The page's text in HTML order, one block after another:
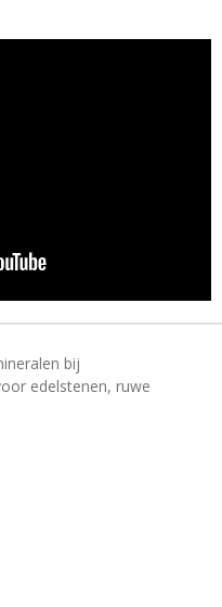
bij
edelstenen, ruwe